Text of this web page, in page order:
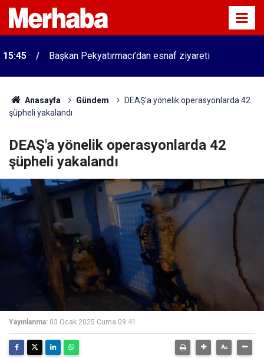
15:45 Başkan Pekyatırmacı’dan esnaf ziyareti
Anasayfa Gündem
DEAŞ'a yönelik operasyonlarda 42
şüpheli yakalandı
DEAŞ'a yönelik operasyonlarda 42
şüpheli yakalandı
Yayınlanma: 03 Ocak 2025 Cuma 09:41